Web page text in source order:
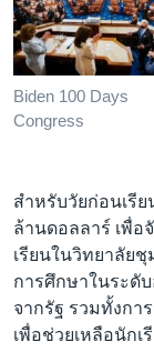
Biden 100 Days
Congress
สำหรับวัยก่อนเรี
ล้านดอลลาร์ เพื่อ
เรียนในวิทยาลัยชุ
การศึกษาในระดั
จากรัฐ รวมทั้งกา
เพื่อช่วยเหลือนักเ